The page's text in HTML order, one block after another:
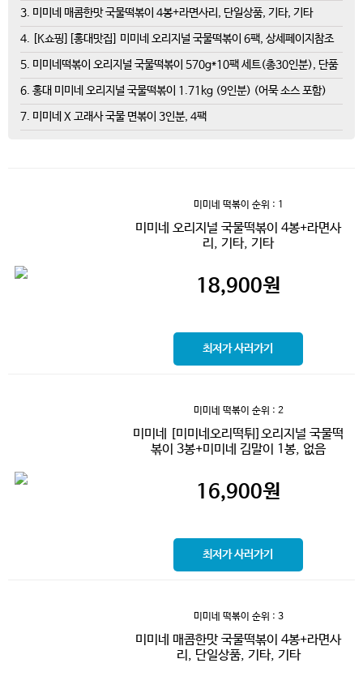
3. 미미네 매콤한맛 국물떡볶이 4봉+라면사리, 단일상품, 기타, 기타
4. [K쇼핑][홍대맛집] 미미네 오리지널 국물떡볶이 6팩, 상세페이지참조
5. 미미네떡볶이 오리지널 국물떡볶이 570g*10팩 세트(총30인분), 단품
6. 홍대 미미네 오리지널 국물떡볶이 1.71kg (9인분) (어묵 소스 포함)
7. 미미네 X 고래사 국물 면볶이 3인분, 4팩
미미네 떡볶이 순위 : 1
미미네 오리지널 국물떡볶이 4봉+라면사
리, 기타, 기타
18,900원
최저가 사러가기
미미네 떡볶이 순위 : 2
미미네 [미미네오리떡튀]오리지널 국물떡
볶이 3봉+미미네 김말이 1봉, 없음
16,900원
최저가 사러가기
미미네 떡볶이 순위 : 3
미미네 매콤한맛 국물떡볶이 4봉+라면사
리, 단일상품, 기타, 기타